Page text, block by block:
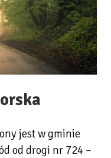
jest w gminie
od drogi nr 724 –